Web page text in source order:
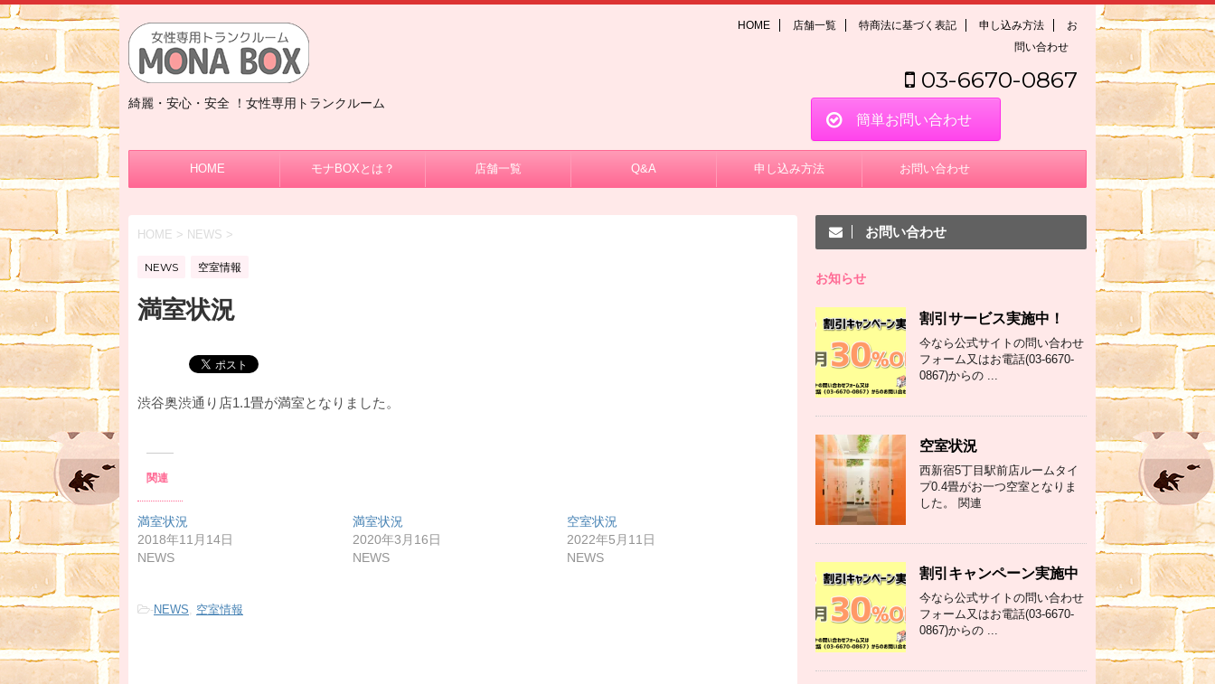
綺麗・安心・安全 ！女性専用トランクルーム
HOME 店舗一覧 特商法に基づく表記 申し込み方法
お
問い合わせ
03-6670-0867
簡単お問い合わせ
HOME モナBOXとは？ 店舗一覧 Q&A 申し込み方法 お問い合わせ
HOME > NEWS >
NEWS 空室情報
満室状況
渋谷奥渋通り店1.1畳が満室となりました。
関連
満室状況
2018年11月14日
NEWS
満室状況
2020年3月16日
NEWS
空室状況
2022年5月11日
NEWS
-NEWS, 空室情報
お問い合わせ
お知らせ
割引サービス実施中！
今なら公式サイトの問い合わせ
フォーム又はお電話(03-6670-
0867)からの ...
空室状況
西新宿5丁目駅前店ルームタイ
プ0.4畳がお一つ空室となりま
した。 関連
割引キャンペーン実施中
今なら公式サイトの問い合わせ
フォーム又はお電話(03-6670-
0867)からの ...